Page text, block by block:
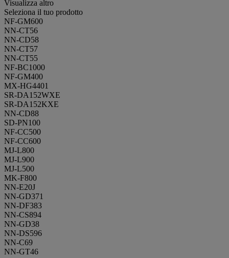
Visualizza altro
Seleziona il tuo prodotto
NF-GM600
NN-CT56
NN-CD58
NN-CT57
NN-CT55
NF-BC1000
NF-GM400
MX-HG4401
SR-DA152WXE
SR-DA152KXE
NN-CD88
SD-PN100
NF-CC500
NF-CC600
MJ-L800
MJ-L900
MJ-L500
MK-F800
NN-E20J
NN-GD371
NN-DF383
NN-CS894
NN-GD38
NN-DS596
NN-C69
NN-GT46